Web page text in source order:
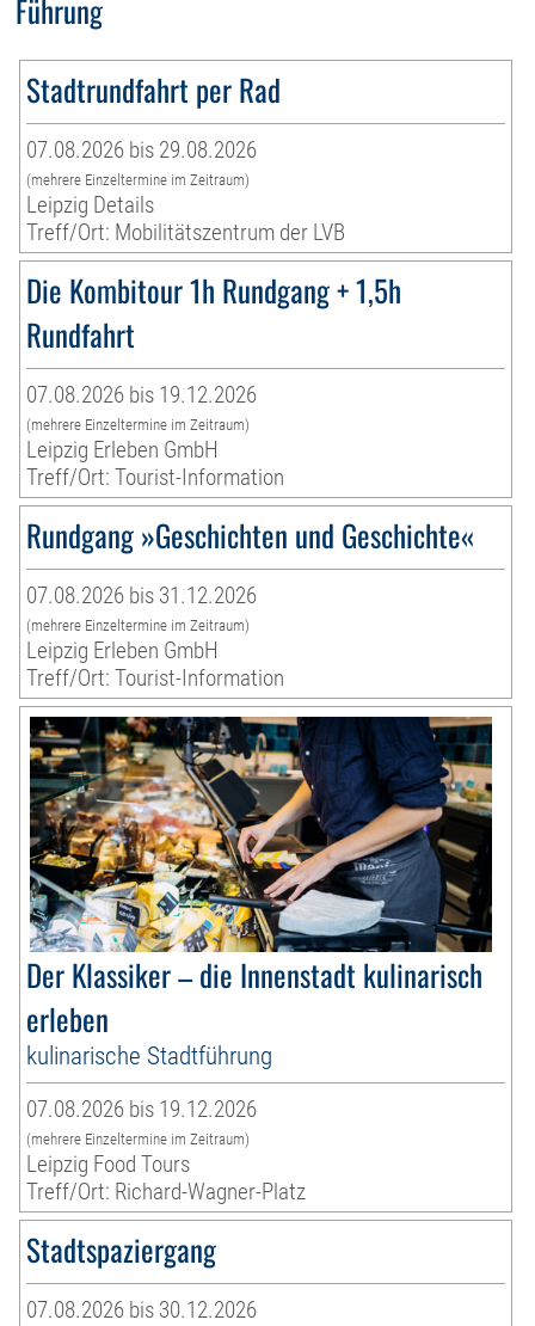
Führung
Stadtrundfahrt per Rad
07.08.2026 bis 29.08.2026
(mehrere Einzeltermine im Zeitraum)
Leipzig Details
Treff/Ort: Mobilitätszentrum der LVB
Die Kombitour 1h Rundgang + 1,5h
Rundfahrt
07.08.2026 bis 19.12.2026
(mehrere Einzeltermine im Zeitraum)
Leipzig Erleben GmbH
Treff/Ort: Tourist-Information
Rundgang »Geschichten und Geschichte«
07.08.2026 bis 31.12.2026
(mehrere Einzeltermine im Zeitraum)
Leipzig Erleben GmbH
Treff/Ort: Tourist-Information
Der Klassiker – die Innenstadt kulinarisch
erleben
kulinarische Stadtführung
07.08.2026 bis 19.12.2026
(mehrere Einzeltermine im Zeitraum)
Leipzig Food Tours
Treff/Ort: Richard-Wagner-Platz
Stadtspaziergang
07.08.2026 bis 30.12.2026